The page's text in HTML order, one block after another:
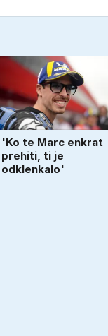
'Ko te Marc enkrat
prehiti, ti je
odklenkalo'